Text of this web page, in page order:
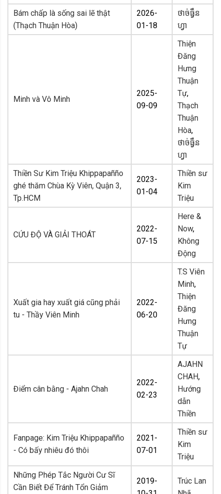
Bám chấp là sống sai lẽ thật
(Thạch Thuận Hòa)
2026-
01-18
ថាច់ធ្វឹន
ហ្វា
Minh và Vô Minh
2025-
09-09
Thiện
Đăng
Hưng
Thuận
Tự,
Thạch
Thuận
Hòa,
ថាច់ធ្វឹន
ហ្វា
Thiền Sư Kim Triệu Khippapañño
ghé thăm Chùa Kỳ Viên, Quận 3,
Tp.HCM
2023-
01-04
Thiền sư
Kim
Triệu
CỨU ĐỘ VÀ GIẢI THOÁT
2022-
07-15
Here &
Now,
Không
Động
Xuất gia hay xuất giá cũng phải
tu - Thầy Viên Minh
2022-
06-20
T.S Viên
Minh,
Thiện
Đăng
Hưng
Thuận
Tự
Điểm cân bằng - Ajahn Chah
2022-
02-23
AJAHN
CHAH,
Hướng
dẫn
Thiền
Fanpage: Kim Triệu Khippapañño
- Có bấy nhiêu đó thôi
2021-
07-01
Thiền sư
Kim
Triệu
Những Phép Tắc Người Cư Sĩ
Cần Biết Để Tránh Tổn Giảm
2019-
Trúc Lan